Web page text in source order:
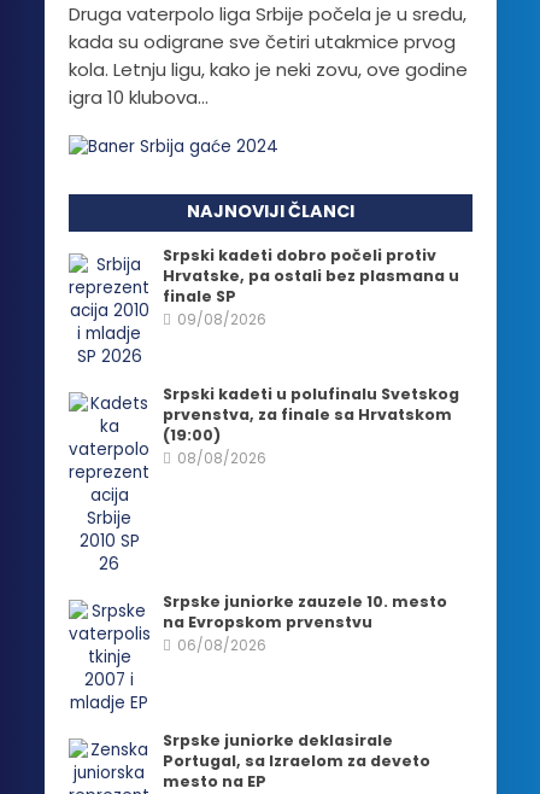
Druga vaterpolo liga Srbije počela je u sredu,
kada su odigrane sve četiri utakmice prvog
kola. Letnju ligu, kako je neki zovu, ove godine
igra 10 klubova...
NAJNOVIJI ČLANCI
Srpski kadeti dobro počeli protiv
Hrvatske, pa ostali bez plasmana u
finale SP
09/08/2026
Srpski kadeti u polufinalu Svetskog
prvenstva, za finale sa Hrvatskom
(19:00)
08/08/2026
Srpske juniorke zauzele 10. mesto
na Evropskom prvenstvu
06/08/2026
Srpske juniorke deklasirale
Portugal, sa Izraelom za deveto
mesto na EP